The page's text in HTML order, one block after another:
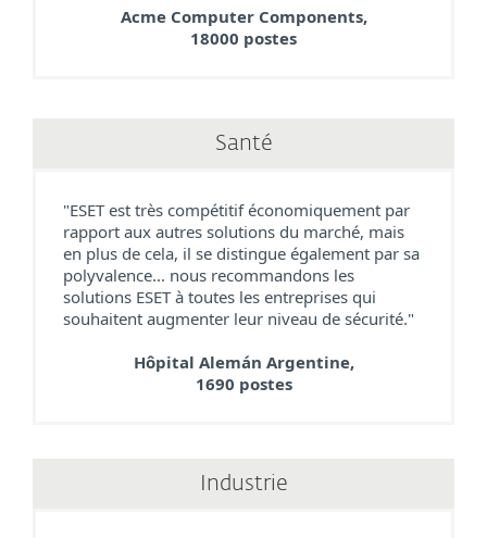
Acme Computer Components,
18000 postes
Santé
"ESET est très compétitif économiquement par
rapport aux autres solutions du marché, mais
en plus de cela, il se distingue également par sa
polyvalence... nous recommandons les
solutions ESET à toutes les entreprises qui
souhaitent augmenter leur niveau de sécurité."
Hôpital Alemán Argentine,
1690 postes
Industrie